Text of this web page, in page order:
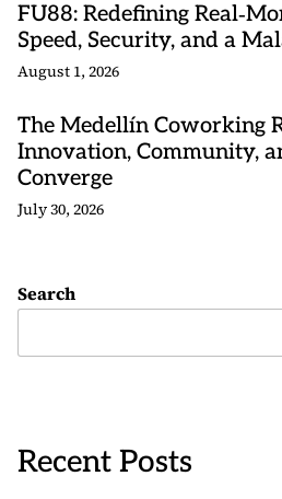
FU88: Redefining
Speed, Security, and a
August 1, 2026
The Medellín Coworking
Innovation, Community,
Converge
July 30, 2026
Search
Recent Posts